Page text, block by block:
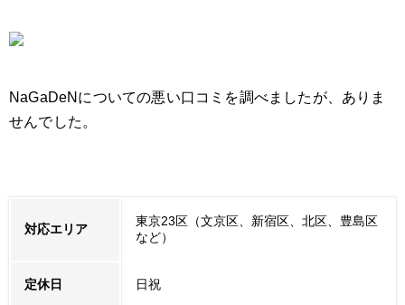
NaGaDeNについての悪い口コミを調べましたが、ありま
せんでした。
対応エリア
東京23区（文京区、新宿区、北区、豊島区
など）
定休日 日祝